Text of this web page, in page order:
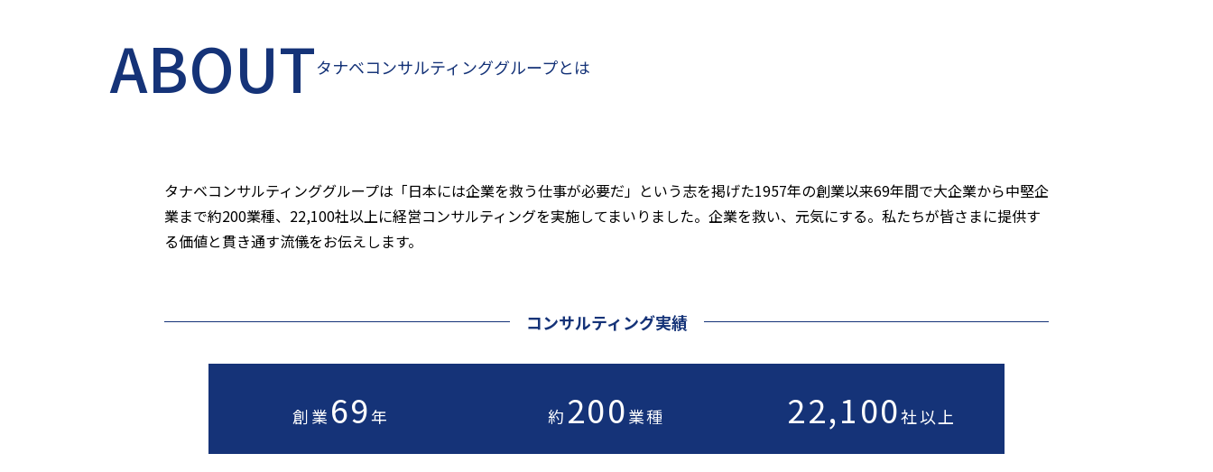
ABOUTタナベコンサルティンググループとは
タナベコンサルティンググループは「日本には企業を救う仕事が必要だ」という志を掲げた1957年の創業以来69年間で大企業から中堅企
業まで約200業種、22,100社以上に経営コンサルティングを実施してまいりました。企業を救い、元気にする。私たちが皆さまに提供す
る価値と貫き通す流儀をお伝えします。
コンサルティング実績
創業 69年 約 200業種 22,100社以上